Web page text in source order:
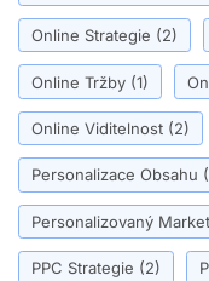
Online Strategie (2)
Online Tržby (1)
Online Viditelnost (2)
Personalizace Obsahu
Personalizovaný
PPC Strategie (2)